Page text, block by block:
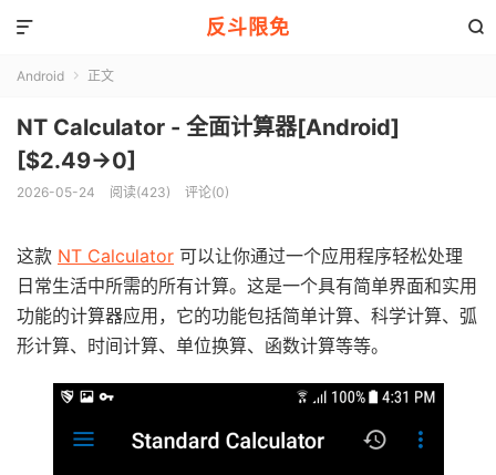
反斗限免 

Android  正文
NT Calculator - 全面计算器[Android]
[$2.49→0]
2026-05-24 阅读(423) 评论(0)
这款 NT Calculator 可以让你通过一个应用程序轻松处理
日常生活中所需的所有计算。这是一个具有简单界面和实用
功能的计算器应用，它的功能包括简单计算、科学计算、弧
形计算、时间计算、单位换算、函数计算等等。